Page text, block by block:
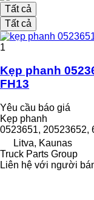
Tất cả
Tất cả
1
Kẹp phanh
FH13
Yêu cầu báo giá
Kẹp phanh
0523651, 20523652,
Litva, Kaunas
Truck Parts Group
Liên hệ với người